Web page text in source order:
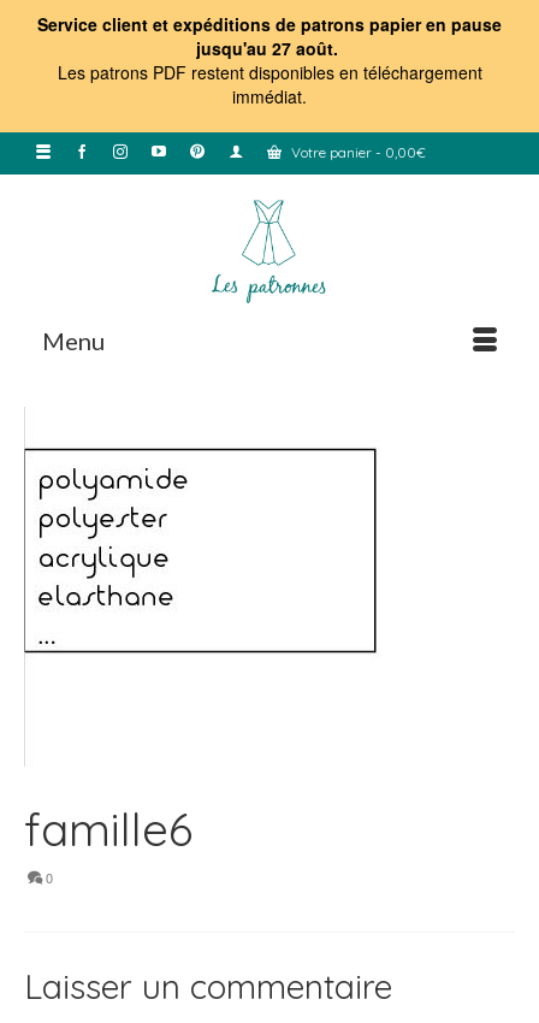
Service client et expéditions de patrons papier en pause
jusqu'au 27 août.
Les patrons PDF restent disponibles en téléchargement
immédiat.
Votre panier - 0,00€
Menu
famille6
0
Laisser un commentaire